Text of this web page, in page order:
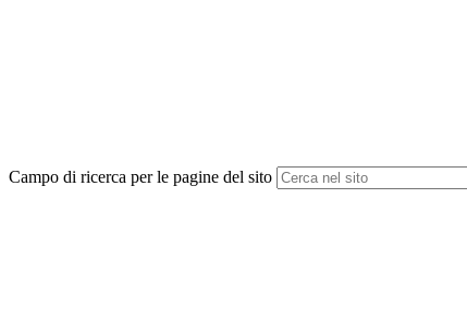
Campo di ricerca per le pagine del sito